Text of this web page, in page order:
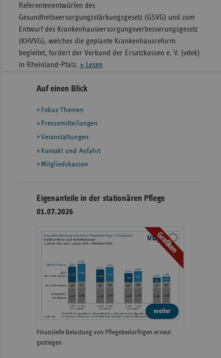
Referentenentwürfen des
Gesundheitsversorgungsstärkungsgesetz (GSVG) und zum
Entwurf des Krankenhausversorgungsverbesserungsgesetz
(KHVVG), welches die geplante Krankenhausreform
begleitet, fordert der Verband der Ersatzkassen e. V. (vdek)
in Rheinland-Pfalz. » Lesen
Seitennavigation
Seitenleiste
weiteren
Informationen
Auf einen Blick
Fokus-Themen
Pressemitteilungen
Veranstaltungen
Kontakt und Anfahrt
Mitgliedskassen
Eigenanteile in der stationären Pflege
01.07.2026
Grafiken
weiter
Finanzielle Belastung von Pflegebedürftigen erneut
gestiegen